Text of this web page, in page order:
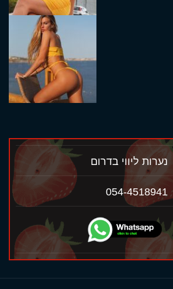
נערות ליווי בדרום
054-4518941